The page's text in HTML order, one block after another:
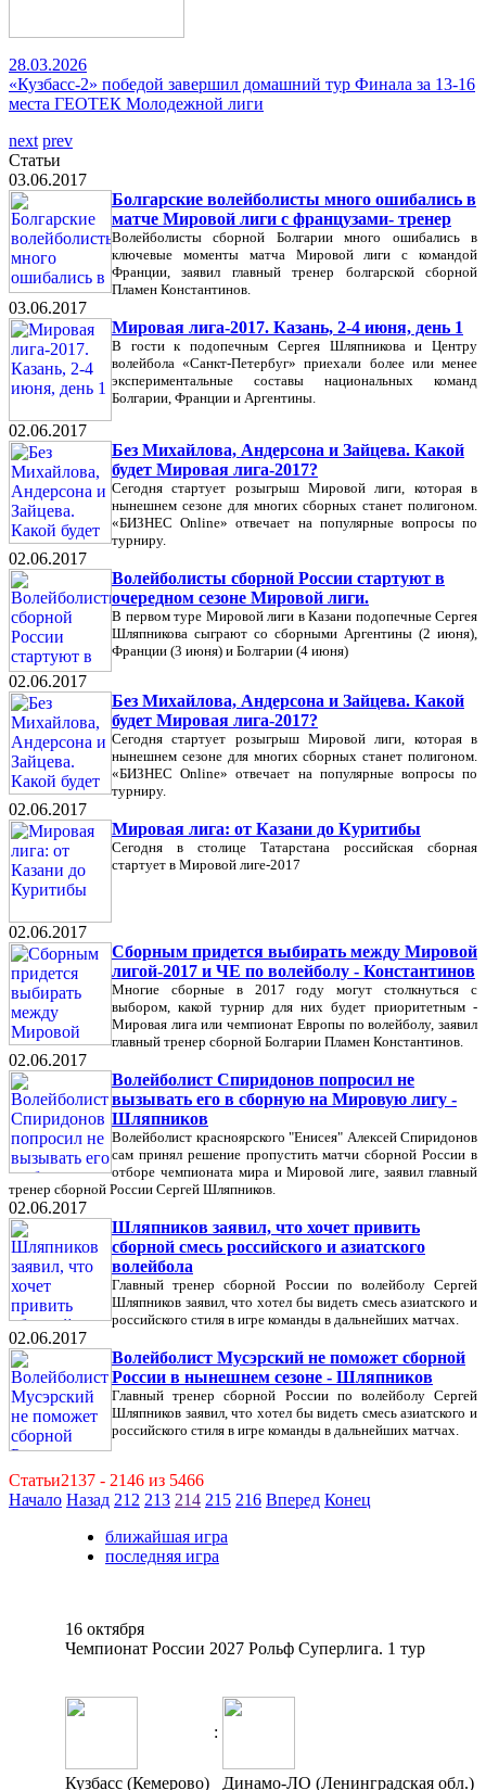
28.03.2026
«Кузбасс-2» победой завершил домашний тур Финала за 13-16
места ГЕОТЕК Молодежной лиги
next prev
Статьи
03.06.2017
Болгарские волейболисты много ошибались в
матче Мировой лиги с французами- тренер
Волейболисты сборной Болгарии много ошибались в
ключевые моменты матча Мировой лиги с командой
Франции, заявил главный тренер болгарской сборной
Пламен Константинов.
03.06.2017
Мировая лига-2017. Казань, 2-4 июня, день 1
В гости к подопечным Сергея Шляпникова и Центру
волейбола «Санкт-Петербуг» приехали более или менее
экспериментальные составы национальных команд
Болгарии, Франции и Аргентины.
02.06.2017
Без Михайлова, Андерсона и Зайцева. Какой
будет Мировая лига-2017?
Сегодня стартует розыгрыш Мировой лиги, которая в
нынешнем сезоне для многих сборных станет полигоном.
«БИЗНЕС Online» отвечает на популярные вопросы по
турниру.
02.06.2017
Волейболисты сборной России стартуют в
очередном сезоне Мировой лиги.
В первом туре Мировой лиги в Казани подопечные Сергея
Шляпникова сыграют со сборными Аргентины (2 июня),
Франции (3 июня) и Болгарии (4 июня)
02.06.2017
Без Михайлова, Андерсона и Зайцева. Какой
будет Мировая лига-2017?
Сегодня стартует розыгрыш Мировой лиги, которая в
нынешнем сезоне для многих сборных станет полигоном.
«БИЗНЕС Online» отвечает на популярные вопросы по
турниру.
02.06.2017
Мировая лига: от Казани до Куритибы
Сегодня в столице Татарстана российская сборная
стартует в Мировой лиге-2017
02.06.2017
Сборным придется выбирать между Мировой
лигой-2017 и ЧЕ по волейболу - Константинов
Многие сборные в 2017 году могут столкнуться с
выбором, какой турнир для них будет приоритетным -
Мировая лига или чемпионат Европы по волейболу, заявил
главный тренер сборной Болгарии Пламен Константинов.
02.06.2017
Волейболист Спиридонов попросил не
вызывать его в сборную на Мировую лигу -
Шляпников
Волейболист красноярского "Енисея" Алексей Спиридонов
сам принял решение пропустить матчи сборной России в
отборе чемпионата мира и Мировой лиге, заявил главный
тренер сборной России Сергей Шляпников.
02.06.2017
Шляпников заявил, что хочет привить
сборной смесь российского и азиатского
волейбола
Главный тренер сборной России по волейболу Сергей
Шляпников заявил, что хотел бы видеть смесь азиатского и
российского стиля в игре команды в дальнейших матчах.
02.06.2017
Волейболист Мусэрский не поможет сборной
России в нынешнем сезоне - Шляпников
Главный тренер сборной России по волейболу Сергей
Шляпников заявил, что хотел бы видеть смесь азиатского и
российского стиля в игре команды в дальнейших матчах.
Статьи2137 - 2146 из 5466
Начало Назад 212 213 214 215 216 Вперед Конец
ближайшая игра
последняя игра
16 октября
Чемпионат России 2027 Рольф Суперлига. 1 тур
:
Кузбасс (Кемерово) Динамо-ЛО (Ленинградская обл.)